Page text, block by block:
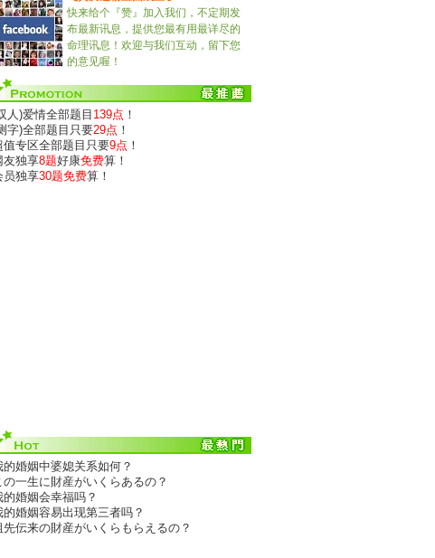
快来给个『赞』加入我们，不定期发
布最新讯息，提供您最有用最详尽的
命理讯息！欢迎与我们互动，留下您
的意见喔！
人)爱情全部题目 139点 ！
字)全部题目只要29点 ！
值专区全部题目只要9点 ！
友独享8题好康免费算！
员独享30题免费算！
的婚姻中婆媳关系如何？
の一生に財産がいくらあるの？
的婚姻会幸福吗？
的婚姻容易出现第三者吗？
先伝来の財産がいくらもらえるの？